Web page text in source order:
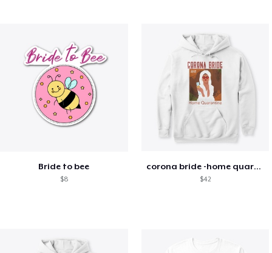
Bride to bee
$8
corona bride -home quarantine
$42